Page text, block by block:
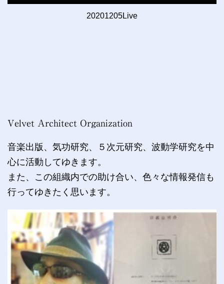
20201205Live
Velvet Architect Organization
音楽出版、気功研究、５次元研究、波動学研究を中
心に活動してゆきます。
また、この組織内での助け合い、色々な情報発信も
行ってゆきたく思います。